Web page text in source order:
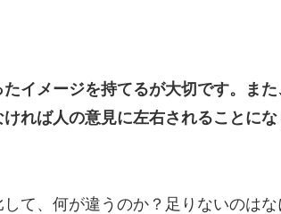
イメージを持てるが大切です。また
れば人の意見に左右されることにな
て、何が違うのか？足りないのはな